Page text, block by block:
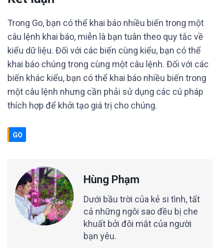
Trong Go, bạn có thể khai báo nhiều biến trong một
câu lệnh khai báo, miễn là bạn tuân theo quy tắc về
kiểu dữ liệu. Đối với các biến cùng kiểu, bạn có thể
khai báo chúng trong cùng một câu lệnh. Đối với các
biến khác kiểu, bạn có thể khai báo nhiều biến trong
một câu lệnh nhưng cần phải sử dụng các cú pháp
thích hợp để khởi tạo giá trị cho chúng.
GO
Hùng Phạm
Dưới bầu trời của kẻ si tình, tất
cả những ngôi sao đều bị che
khuất bởi đôi mắt của người
bạn yêu.